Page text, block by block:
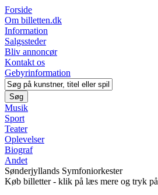
Forside
Om billetten.dk
Information
Salgssteder
Bliv annoncør
Kontakt os
Gebyrinformation
Musik
Sport
Teater
Oplevelser
Biograf
Andet
Sønderjyllands Symfoniorkester
Køb billetter - klik på læs mere og tryk på